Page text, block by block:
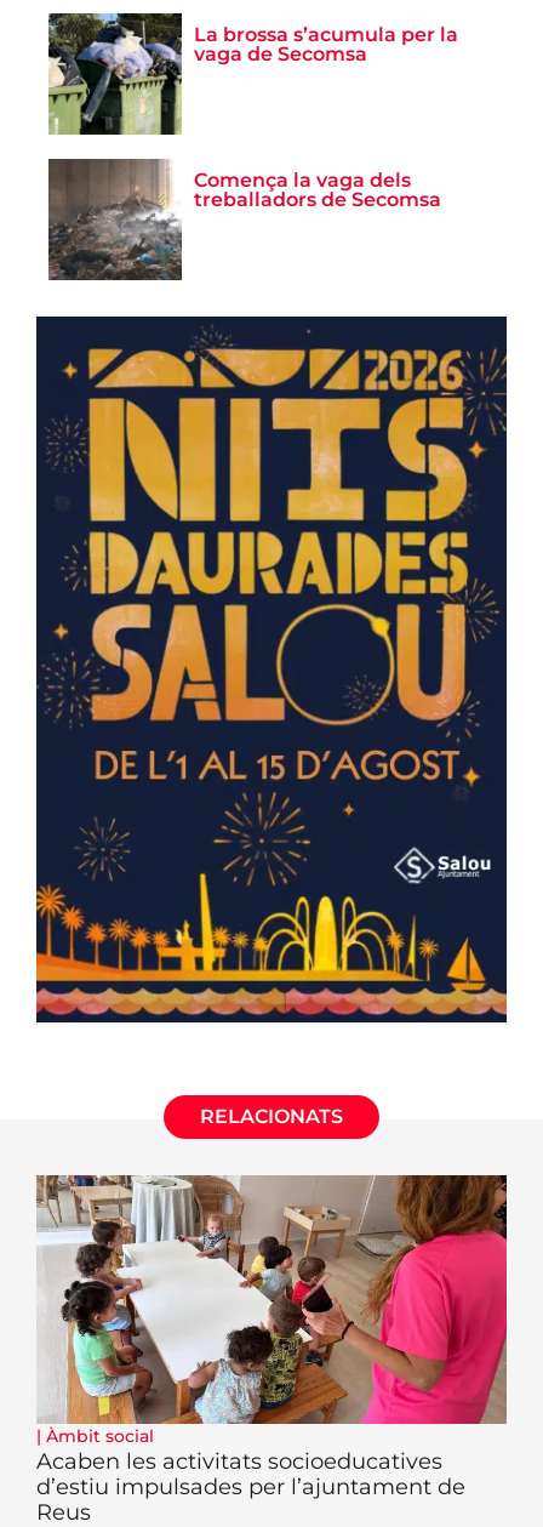
La brossa s’acumula per la
vaga de Secomsa
Comença la vaga dels
treballadors de Secomsa
RELACIONATS
| Àmbit social
Acaben les activitats socioeducatives
d’estiu impulsades per l’ajuntament de
Reus